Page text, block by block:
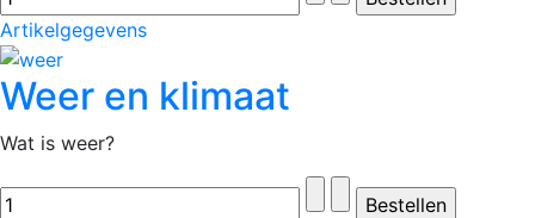
Artikelgegevens
Weer en klimaat
Wat is weer?